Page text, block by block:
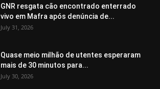
GNR resgata cão encontrado enterrado
vivo em Mafra após denúncia de...
July 31, 2026
Quase meio milhão de utentes esperaram
mais de 30 minutos para...
July 30, 2026